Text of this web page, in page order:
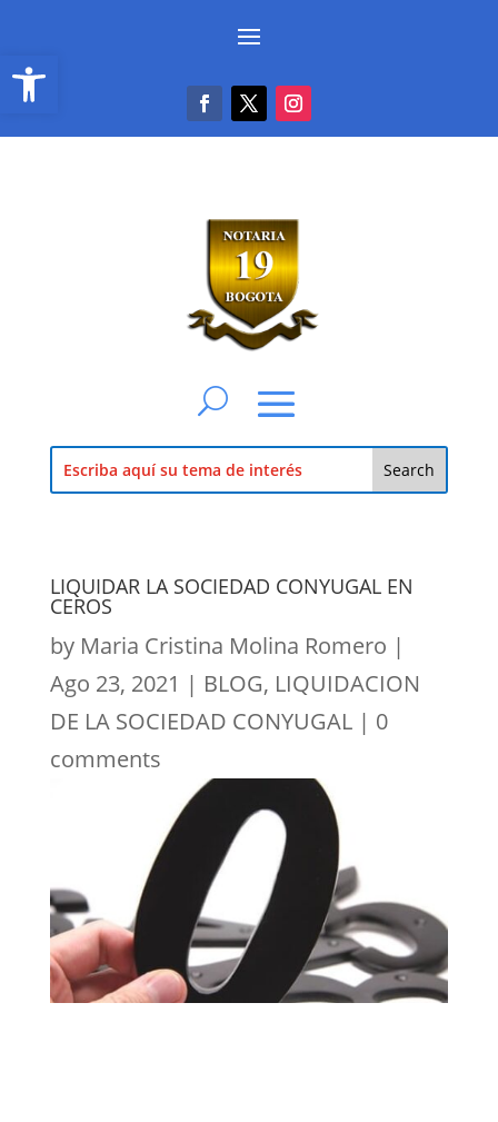
Abrir barra de herramientas
LIQUIDAR LA SOCIEDAD CONYUGAL EN
CEROS
by Maria Cristina Molina Romero |
Ago 23, 2021 | BLOG, LIQUIDACION
DE LA SOCIEDAD CONYUGAL| 0
comments